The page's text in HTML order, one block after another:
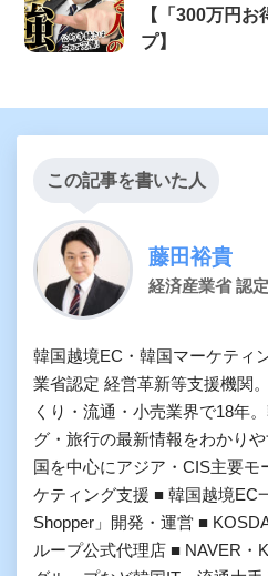
【「300万円
プ】
この記事を書いた人
藤田裕貴
経済産業省 認
韓国越境EC・韓国マーケティ
業省認定 経営革新等支援機関
くり・流通・小売業界で18年
グ・旅行の最新情報をわかり
国を中心にアジア・CIS主要モ
ケティング支援 ■ 韓国越境EC
Shopper」開発・運営 ■
ループ公式代理店 ■ NAVER・